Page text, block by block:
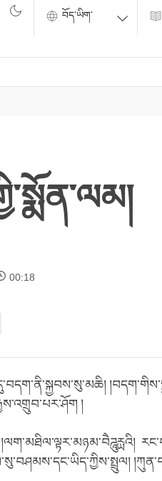
00:18
།
།ལག་མཐིལ་ལྟར་མཉམ་བཻཌཱུརྻའི།